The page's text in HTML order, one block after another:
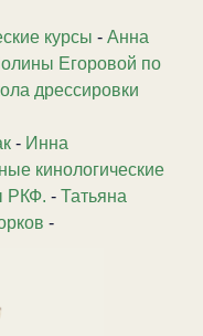
курсы - Анна
Егоровой по
дрессировки
- Инна
кинологические
РКФ. - Татьяна
-